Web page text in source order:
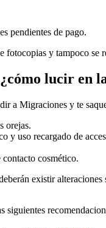
pendientes de pago.
fotocopias y tampoco se
lucir en
a Migraciones y te
orejas.
y uso recargado de
cosmético.
existir
siguientes